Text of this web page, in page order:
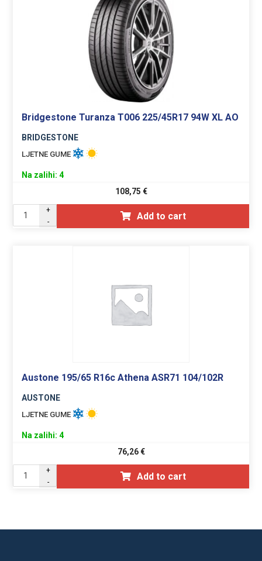
Bridgestone Turanza T006 225/45R17 94W XL AO
BRIDGESTONE
LJETNE GUME
Na zalihi: 4
108,75 €
+
-
Add to cart
Austone 195/65 R16c Athena ASR71 104/102R
AUSTONE
LJETNE GUME
Na zalihi: 4
76,26€
+
-
Add to cart